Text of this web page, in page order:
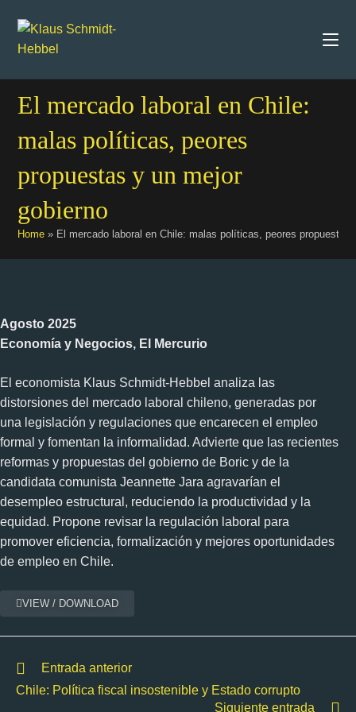
El mercado laboral en Chile:
malas políticas, peores
propuestas y un mejor
gobierno
Home » El mercado laboral en Chile: malas políticas, peores propuestas
Agosto 2025
Economía y Negocios, El Mercurio
El economista Klaus Schmidt-Hebbel analiza las
distorsiones del mercado laboral chileno, generadas por
una legislación y regulaciones que encarecen el empleo
formal y fomentan la informalidad. Advierte que las recientes
reformas y propuestas del gobierno de Boric y de la
candidata comunista Jeannette Jara agravarían el
desempleo estructural, reduciendo la productividad y la
equidad. Propone revisar la regulación laboral para
promover eficiencia, formalización y mejores oportunidades
de empleo en Chile.
VIEW / DOWNLOAD
Entrada anterior
Chile: Política fiscal insostenible y Estado corrupto
Siguiente entrada